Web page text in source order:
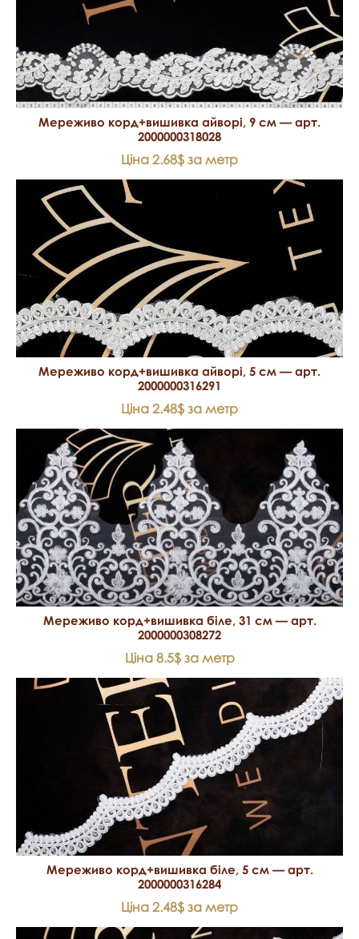
Мереживо корд+вишивка айворі, 9 см — арт.
2000000318028
Ціна 2.68$ за метр
Мереживо корд+вишивка айворі, 5 см — арт.
2000000316291
Ціна 2.48$ за метр
Мереживо корд+вишивка біле, 31 см — арт.
2000000308272
Ціна 8.5$ за метр
Мереживо корд+вишивка біле, 5 см — арт.
2000000316284
Ціна 2.48$ за метр